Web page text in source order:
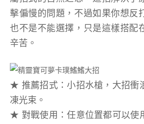
擊偏慢的問題，不過如果你想反
也不是不能選擇，只是這樣搭配
辛苦。
★ 推薦招式：小招水槍，大招衝
凍光束。
★ 對戰使用：任意位置都可以使